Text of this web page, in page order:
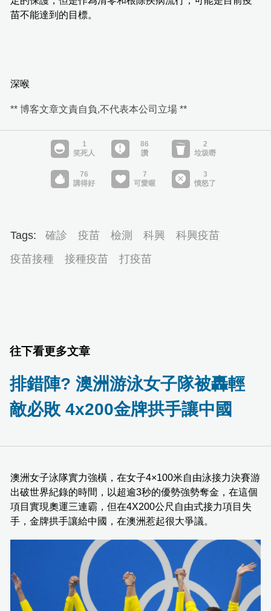
苗不能達到的目標。
深喉
** 博客文章文責自負,不代表本公司立場 **
Tags: 確診 疫苗 檢測 科興
科興疫苗
疫苗接種
接種疫苗 打疫苗
往下看更多文章
排錯陣? 澳洲游泳女子隊被轟輕
敵必敗 4x200金牌拱手讓中國
澳洲女子泳隊實力強橫，在女子4×100米自由泳接力決賽游
出破世界紀錄的時間，以超逾3秒的優勢強勢奪金，在這個
項目實現奧運三連霸，但在4X200公尺自由式接力項目失
手，金牌拱手讓給中國，在澳洲惹起很大爭議。